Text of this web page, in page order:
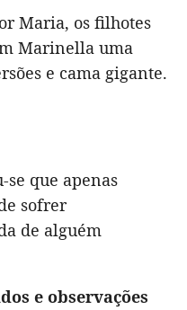
Maria, os filhotes
Marinella uma
e cama gigante.
se que apenas
sofrer
de alguém
e observações